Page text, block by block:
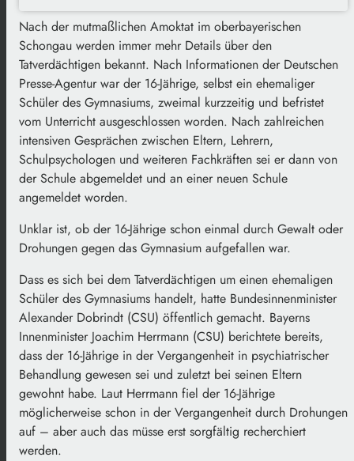
Nach der mutmaßlichen Amoktat im oberbayerischen
Schongau werden immer mehr Details über den
Tatverdächtigen bekannt. Nach Informationen der Deutschen
Presse-Agentur war der 16-Jährige, selbst ein ehemaliger
Schüler des Gymnasiums, zweimal kurzzeitig und befristet
vom Unterricht ausgeschlossen worden. Nach zahlreichen
intensiven Gesprächen zwischen Eltern, Lehrern,
Schulpsychologen und weiteren Fachkräften sei er dann von
der Schule abgemeldet und an einer neuen Schule
angemeldet worden.
Unklar ist, ob der 16-Jährige schon einmal durch Gewalt oder
Drohungen gegen das Gymnasium aufgefallen war.
Dass es sich bei dem Tatverdächtigen um einen ehemaligen
Schüler des Gymnasiums handelt, hatte Bundesinnenminister
Alexander Dobrindt (CSU) öffentlich gemacht. Bayerns
Innenminister Joachim Herrmann (CSU) berichtete bereits,
dass der 16-Jährige in der Vergangenheit in psychiatrischer
Behandlung gewesen sei und zuletzt bei seinen Eltern
gewohnt habe. Laut Herrmann fiel der 16-Jährige
möglicherweise schon in der Vergangenheit durch Drohungen
auf – aber auch das müsse erst sorgfältig recherchiert
werden.